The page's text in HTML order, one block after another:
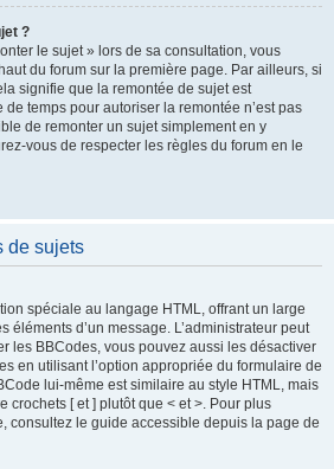
?
le sujet » lors de sa consultation, vous
du forum sur la première page. Par ailleurs, si
signifie que la remontée de sujet est
temps pour autoriser la remontée n’est pas
de remonter un sujet simplement en y
vous de respecter les règles du forum en le
de sujets
spéciale au langage HTML, offrant un large
éléments d’un message. L’administrateur peut
les BBCodes, vous pouvez aussi les désactiver
en utilisant l’option appropriée du formulaire de
lui-même est similaire au style HTML, mais
crochets [ et ] plutôt que < et >. Pour plus
consultez le guide accessible depuis la page de